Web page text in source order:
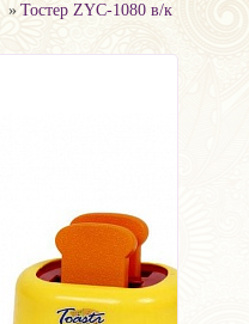
Тостер ZYC-1080 в/к